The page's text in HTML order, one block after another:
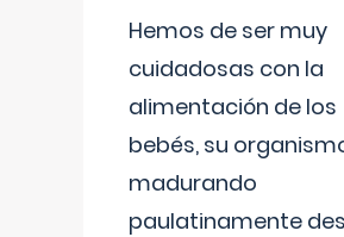
Hemos de ser muy
cuidadosas con la
alimentación de los
bebés, su
madurando
paulatinamente